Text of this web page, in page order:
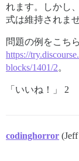
れます。しかし
式は維持されませ
問題の例をこち
https://
blocks/1401/2。
「いいね！」 2
codinghorror